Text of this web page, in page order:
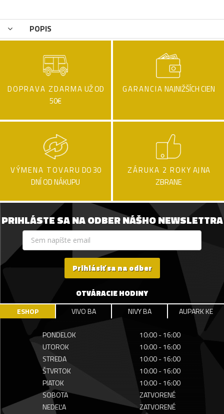
POPIS
DOPRAVA ZDARMA UŽ OD
50€
GARANCIA NAJNIŽŠÍCH CIEN
VÝMENA TOVARU DO 30
DNÍ OD NÁKUPU
ZÁRUKA 2 ROKY AJ NA
ZBRANE
PRIHLÁSTE SA NA ODBER NÁŠHO NEWSLETTRA
Prihlásiť sa na odber
OTVÁRACIE HODINY
ESHOP VIVO BA NIVY BA AUPARK KE
PONDELOK
10:00 - 16:00
UTOROK
10:00 - 16:00
STREDA
10:00 - 16:00
ŠTVRTOK
10:00 - 16:00
PIATOK
10:00 - 16:00
SOBOTA
ZATVORENÉ
NEDEĽA
ZATVORENÉ